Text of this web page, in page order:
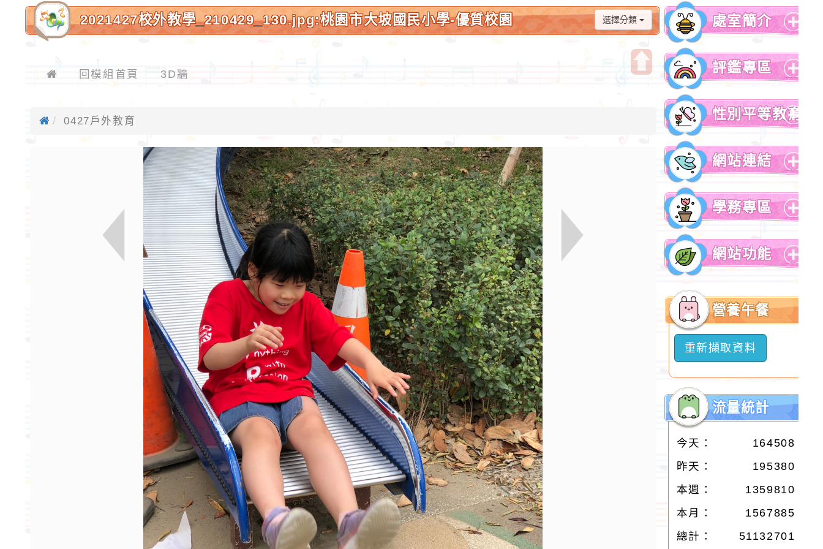
選擇分類
2021427校外教學_210429_130.jpg:桃園市大坡國民小學-優質校園
回模組首頁 3D牆
0427戶外教育
處室簡介
展
開
選
單
評鑑專區
展
開
選
單
性別平等教育
展
開
選
單
網站連結
展
開
選
單
學務專區
展
開
選
單
網站功能
展
選
營養午餐
重新擷取資料
流量統計
今天：
164508
昨天：
195380
本週：
1359810
本月：
1567885
總計：
51132701